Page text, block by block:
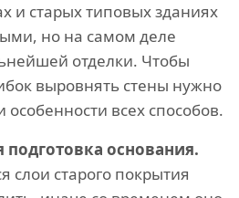
и старых типовых зданиях
но на самом деле
отделки. Чтобы
выровнять стены нужно
особенности всех способов.
подготовка основания.
слои старого покрытия